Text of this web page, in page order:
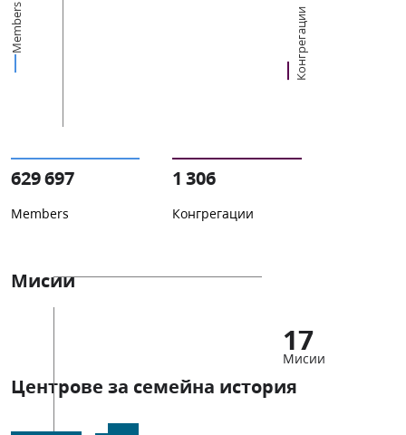
Members Конгрегации
629 697
Members
1 306
Конгрегации
Мисии
17
Мисии
Центрове за семейна история